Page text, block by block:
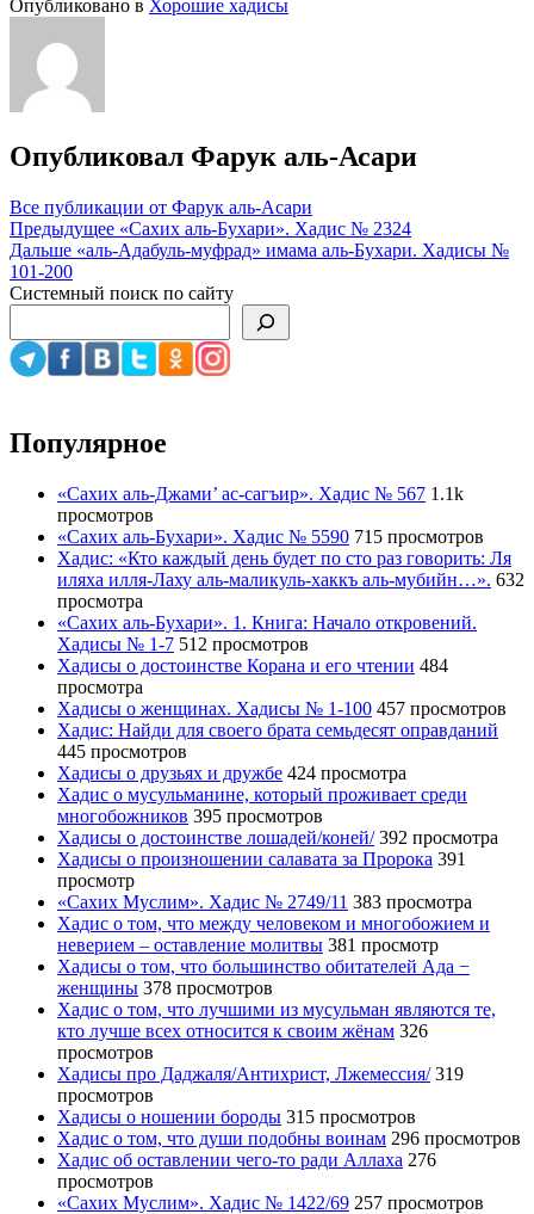
Опубликовано в Хорошие хадисы
Опубликовал Фарук аль-Асари
Все публикации от Фарук аль-Асари
Навигация
по
записям
Предыдущее «Сахих аль-Бухари». Хадис № 2324
Дальше «аль-Адабуль-муфрад» имама аль-Бухари. Хадисы №
101-200
Системный поиск по сайту
Популярное
«Сахих аль-Джами’ ас-сагъир». Хадис № 567 1.1k
просмотров
«Сахих аль-Бухари». Хадис № 5590 715 просмотров
Хадис: «Кто каждый день будет по сто раз говорить: Ля
иляха илля-Лаху аль-маликуль-хаккъ аль-мубийн…». 632
просмотра
«Сахих аль-Бухари». 1. Книга: Начало откровений.
Хадисы № 1-7 512 просмотров
Хадисы о достоинстве Корана и его чтении 484
просмотра
Хадисы о женщинах. Хадисы № 1-100 457 просмотров
Хадис: Найди для своего брата семьдесят оправданий
445 просмотров
Хадисы о друзьях и дружбе 424 просмотра
Хадис о мусульманине, который проживает среди
многобожников 395 просмотров
Хадисы о достоинстве лошадей/коней/ 392 просмотра
Хадисы о произношении салавата за Пророка 391
просмотр
«Сахих Муслим». Хадис № 2749/11 383 просмотра
Хадис о том, что между человеком и многобожием и
неверием – оставление молитвы 381 просмотр
Хадисы о том, что большинство обитателей Ада −
женщины 378 просмотров
Хадис о том, что лучшими из мусульман являются те,
кто лучше всех относится к своим жёнам 326
просмотров
Хадисы про Даджаля/Антихрист, Лжемессия/ 319
просмотров
Хадисы о ношении бороды 315 просмотров
Хадис о том, что души подобны воинам 296 просмотров
Хадис об оставлении чего-то ради Аллаха 276
просмотров
«Сахих Муслим». Хадис № 1422/69 257 просмотров